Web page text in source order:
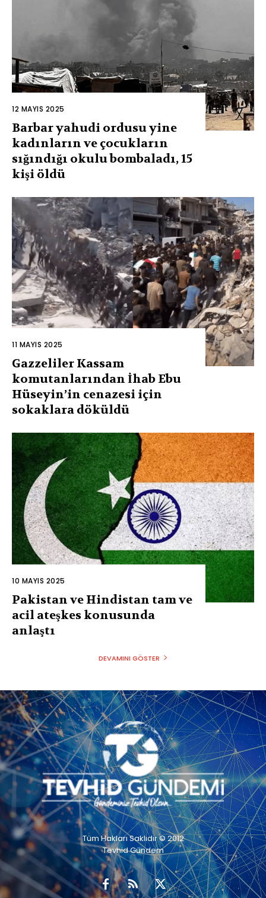
12 MAYIS 2025
Barbar yahudi ordusu yine
kadınların ve çocukların
sığındığı okulu bombaladı, 15
kişi öldü
11 MAYIS 2025
Gazzeliler Kassam
komutanlarından İhab Ebu
Hüseyin’in cenazesi için
sokaklara döküldü
10 MAYIS 2025
Pakistan ve Hindistan tam ve
acil ateşkes konusunda
anlaştı
DEVAMINI GÖSTER
Tüm Hakları Saklıdır © 2012
Tevhid Gündem